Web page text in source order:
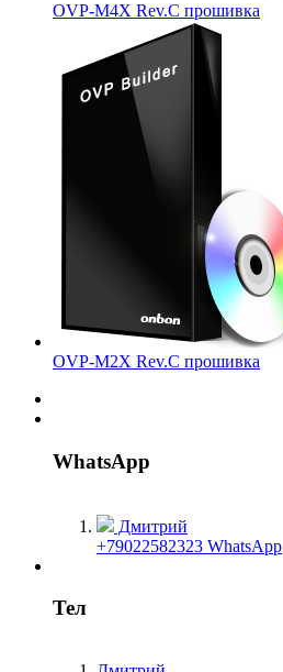
OVP-M4X Rev.C прошивка
OVP-M2X Rev.C прошивка
WhatsApp
Дмитрий
+79022582323 WhatsApp
Тел